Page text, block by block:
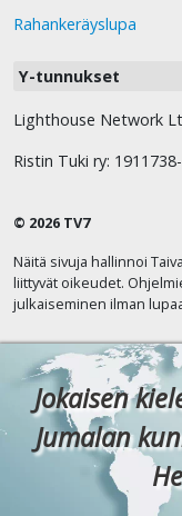
Rahankeräyslupa
Y-tunnukset
Lighthouse Network
Ristin Tuki ry:
© 2026 TV7
Näitä sivuja hallinnoi
liittyvät oikeudet.
julkaiseminen ilman
Jokaisen
Jumalan